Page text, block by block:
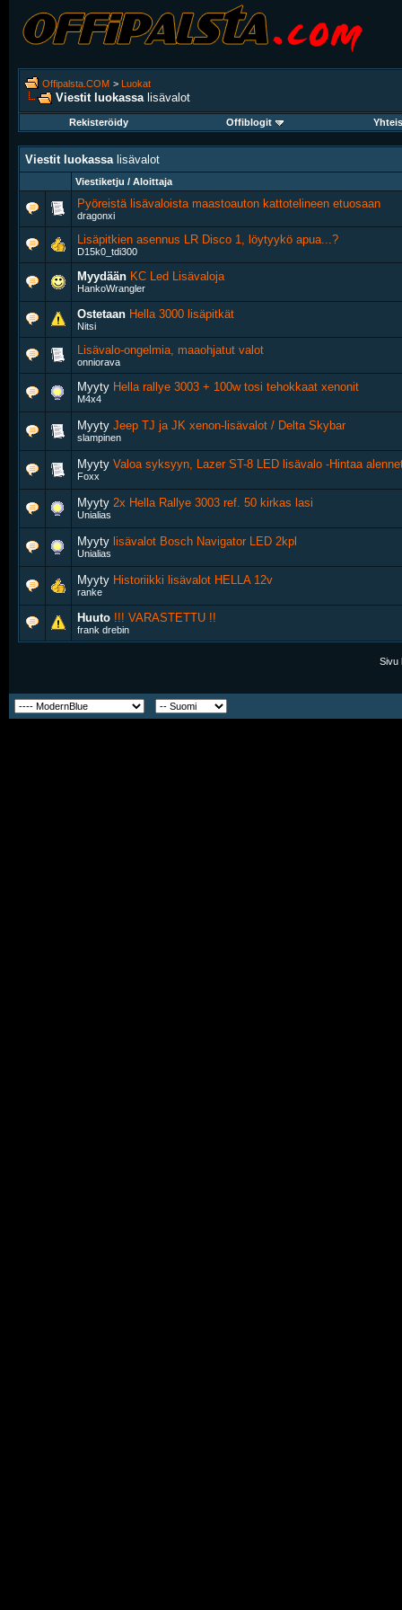
Offipalsta.COM > Luokat
Viestit luokassa lisävalot
Rekisteröidy Offiblogit
Viestit luokassa lisävalot
Viestiketju / Aloittaja
Pyöreistä lisävaloista maastoauton kattotelineen etuosaan
dragonxi
Lisäpitkien asennus LR Disco 1, löytyykö apua...?
D15k0_tdi300
Myydään KC Led Lisävaloja
HankoWrangler
Ostetaan Hella 3000 lisäpitkät
Nitsi
Lisävalo-ongelmia, maaohjatut valot
onniorava
Myyty Hella rallye 3003 + 100w tosi tehokkaat xenonit
M4x4
Myyty Jeep TJ ja JK xenon-lisävalot / Delta Skybar
slampinen
Myyty Valoa syksyyn, Lazer ST-8 LED lisävalo -Hintaa
Foxx
Myyty 2x Hella Rallye 3003 ref. 50 kirkas lasi
Unialias
Myyty lisävalot Bosch Navigator LED 2kpl
Unialias
Myyty Historiikki lisävalot HELLA 12v
ranke
Huuto !!! VARASTETTU !!
frank drebin
Sivu